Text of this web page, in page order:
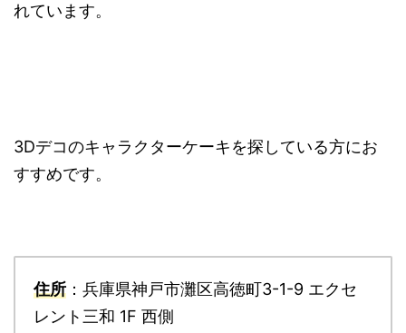
れています。
3Dデコのキャラクターケーキを探している方にお
すすめです。
住所 ：兵庫県神戸市灘区高徳町3-1-9 エクセ
レント三和 1F 西側